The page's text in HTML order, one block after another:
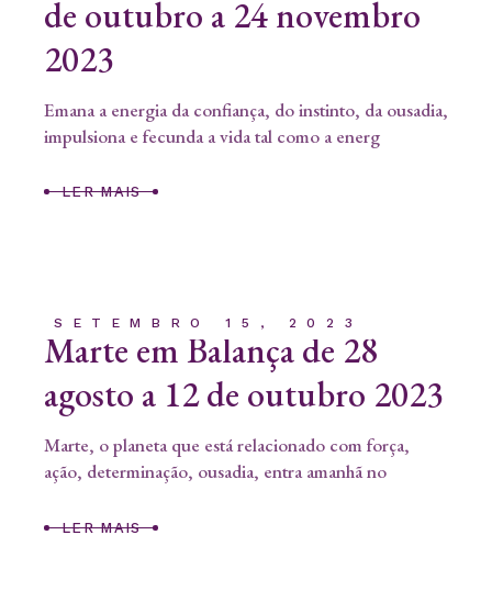
de outubro a 24 novembro
2023
Emana a energia da confiança, do instinto, da ousadia,
impulsiona e fecunda a vida tal como a energ
LER MAIS
SETEMBRO 15, 2023
Marte em Balança de 28
agosto a 12 de outubro 2023
Marte, o planeta que está relacionado com força,
ação, determinação, ousadia, entra amanhã no
LER MAIS